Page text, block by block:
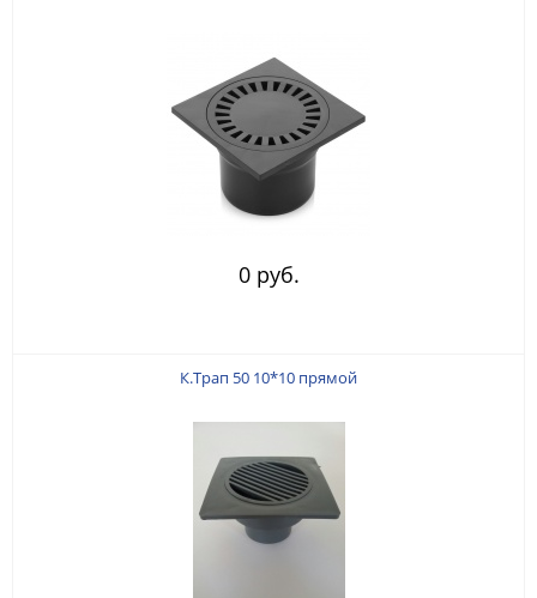
0 руб.
К.Трап 50 10*10 прямой